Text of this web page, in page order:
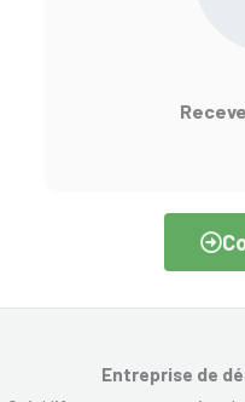
Entreprise de